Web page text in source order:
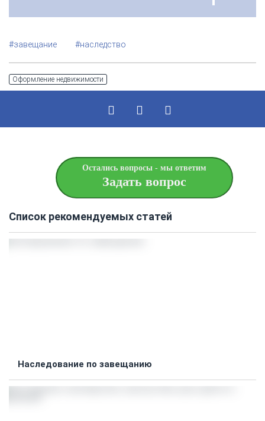
#завещание #наследство
Оформление недвижимости
Остались вопросы - мы ответим
Задать вопрос
Список рекомендуемых статей
Наследование по завещанию